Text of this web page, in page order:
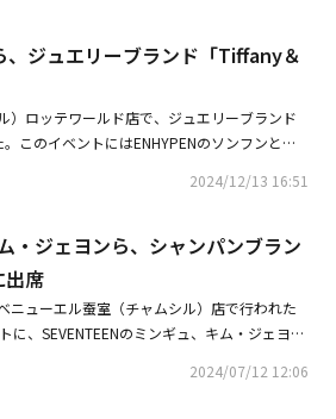
、ジュエリーブランド「Tiffany＆
）ロッテワールド店で、ジュエリーブランド
このイベントにはENHYPENのソンフンとジ
からaespa、IVEまで福岡で開催の「G
らファン
2024/12/13 16:51
・ジェヨンら、シャンパンブラン
出席
ニューエル蚕室（チャムシル）店で行われた
に、SEVENTEENのミンギュ、キム・ジェヨ
ミンギュ、たくましい腕にブルガリの時
2024/07/12 12:06